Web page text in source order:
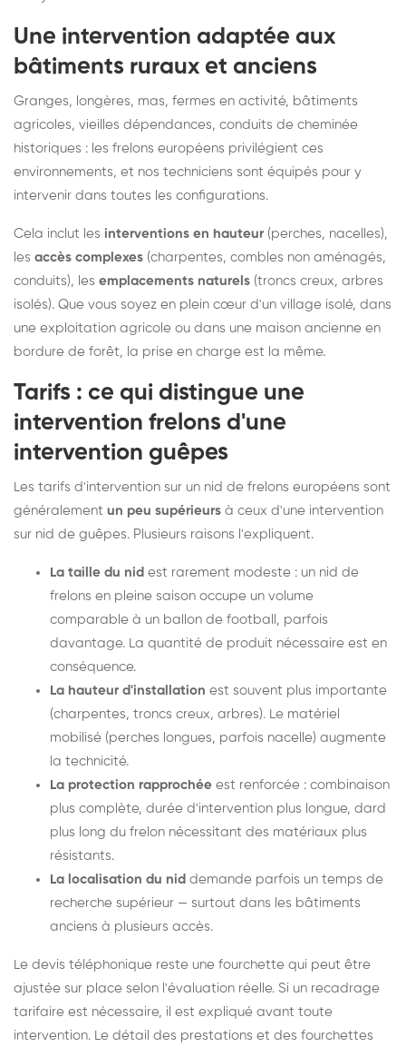
Une intervention adaptée aux
bâtiments ruraux et anciens
Granges, longères, mas, fermes en activité, bâtiments
agricoles, vieilles dépendances, conduits de cheminée
historiques : les frelons européens privilégient ces
environnements, et nos techniciens sont équipés pour y
intervenir dans toutes les configurations.
Cela inclut les interventions en hauteur (perches, nacelles),
les accès complexes (charpentes, combles non aménagés,
conduits), les emplacements naturels (troncs creux, arbres
isolés). Que vous soyez en plein cœur d'un village isolé, dans
une exploitation agricole ou dans une maison ancienne en
bordure de forêt, la prise en charge est la même.
Tarifs : ce qui distingue une
intervention frelons d'une
intervention guêpes
Les tarifs d'intervention sur un nid de frelons européens sont
généralement un peu supérieurs à ceux d'une intervention
sur nid de guêpes. Plusieurs raisons l'expliquent.
La taille du nid est rarement modeste : un nid de
frelons en pleine saison occupe un volume
comparable à un ballon de football, parfois
davantage. La quantité de produit nécessaire est en
conséquence.
La hauteur d'installation est souvent plus importante
(charpentes, troncs creux, arbres). Le matériel
mobilisé (perches longues, parfois nacelle) augmente
la technicité.
La protection rapprochée est renforcée : combinaison
plus complète, durée d'intervention plus longue, dard
plus long du frelon nécessitant des matériaux plus
résistants.
La localisation du nid demande parfois un temps de
recherche supérieur — surtout dans les bâtiments
anciens à plusieurs accès.
Le devis téléphonique reste une fourchette qui peut être
ajustée sur place selon l'évaluation réelle. Si un recadrage
tarifaire est nécessaire, il est expliqué avant toute
intervention. Le détail des prestations et des fourchettes